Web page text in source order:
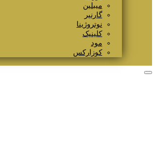
میبلین
گارنیر
نوتروژینا
کلینیک
مود
کوزارکس